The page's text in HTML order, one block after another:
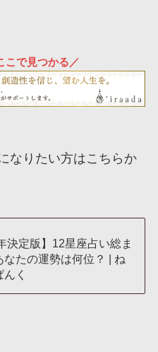
こで見つかる／
なりたい方はこちらか
決定版】12星座占い総ま
なたの運勢は何位？ | ね
く